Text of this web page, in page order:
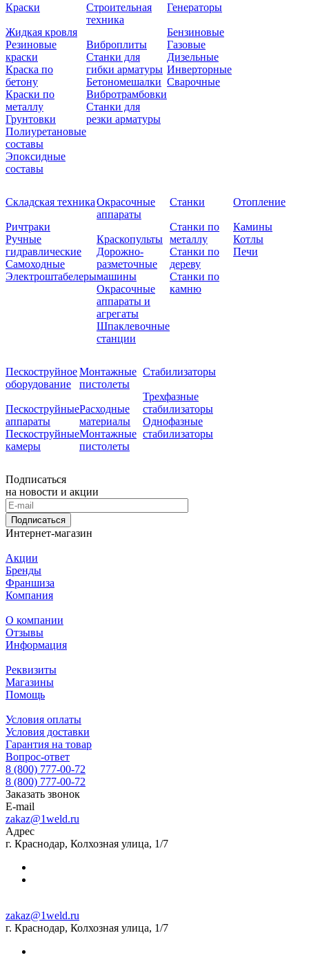
Краски
Жидкая кровля
Резиновые
краски
Краска по
бетону
Краски по
металлу
Грунтовки
Полиуретановые
составы
Эпоксидные
составы
Строительная
техника
Виброплиты
Станки для
гибки арматуры
Бетономешалки
Вибротрамбовки
Станки для
резки арматуры
Генераторы
Бензиновые
Газовые
Дизельные
Инверторные
Сварочные
Складская техника
Ричтраки
Ручные
гидравлические
Самоходные
Электроштабелеры
Окрасочные
аппараты
Краскопульты
Дорожно-
разметочные
машины
Окрасочные
аппараты и
агрегаты
Шпаклевочные
станции
Станки
Станки по
металлу
Станки по
дереву
Станки по
камню
Отопление
Камины
Котлы
Печи
Пескоструйное
оборудование
Пескоструйные
аппараты
Пескоструйные
камеры
Монтажные
пистолеты
Расходные
материалы
Монтажные
пистолеты
Стабилизаторы
Трехфазные
стабилизаторы
Однофазные
стабилизаторы
Подписаться
на новости и акции
Подписаться
Интернет-магазин
Акции
Бренды
Франшиза
Компания
О компании
Отзывы
Информация
Реквизиты
Магазины
Помощь
Условия оплаты
Условия доставки
Гарантия на товар
Вопрос-ответ
8 (800) 777-00-72
8 (800) 777-00-72
Заказать звонок
E-mail
zakaz@1weld.ru
Адрес
г. Краснодар, Колхозная улица, 1/7
zakaz@1weld.ru
г. Краснодар, Колхозная улица, 1/7